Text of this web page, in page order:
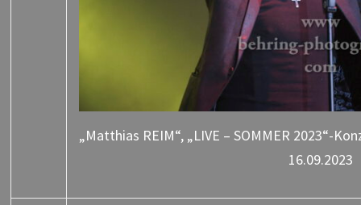
„Matthias REIM“, „LIVE – SOMMER 2023“-
16.09.2023